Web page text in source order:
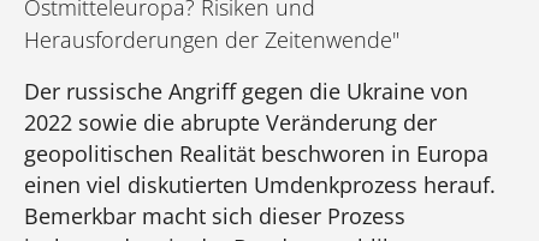
Ostmitteleuropa? Risiken und
Herausforderungen der Zeitenwende"
Der russische Angriff gegen die Ukraine von
2022 sowie die abrupte Veränderung der
geopolitischen Realität beschworen in Europa
einen viel diskutierten Umdenkprozess herauf.
Bemerkbar macht sich dieser Prozess